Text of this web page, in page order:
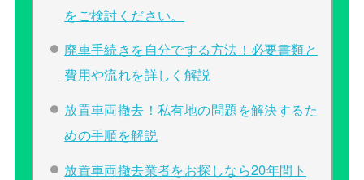
をご検討ください。
廃車手続きを自分でする方法！必要書類と
費用や流れを詳しく解説
放置車両撤去！私有地の問題を解決するた
めの手順を解説
放置車両撤去業者をお探しなら20年間ト